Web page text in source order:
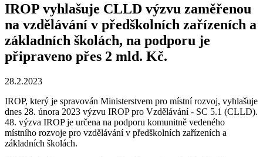
IROP vyhlašuje CLLD výzvu zaměřenou
na vzdělávání v předškolních zařízeních a
základních školách, na podporu je
připraveno přes 2 mld. Kč.
28.2.2023
IROP, který je spravován Ministerstvem pro místní rozvoj, vyhlašuje
dnes 28. února 2023 výzvu IROP pro Vzdělávání - SC 5.1 (CLLD).
48. výzva IROP je určena na podporu komunitně vedeného
místního rozvoje pro vzdělávání v předškolních zařízeních a
základních školách.